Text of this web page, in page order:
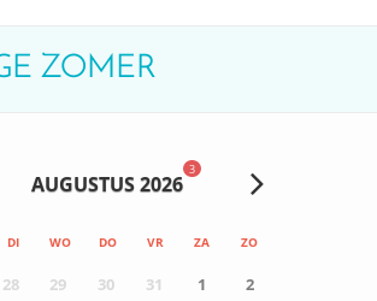
ZOMER
AUGUSTUS 2026
3
DI WO DO VR ZA ZO
28 29 30 31 1
2